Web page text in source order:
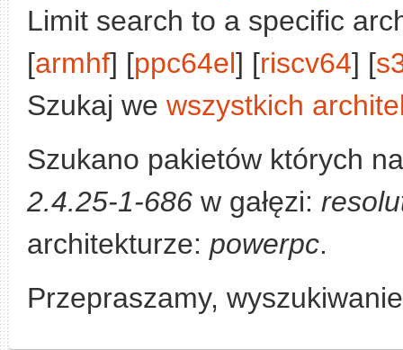
Limit search to a specific
[armhf] [ppc64el] [riscv64] [
Szukaj we wszystkich
Szukano pakietów których
2.4.25-1-686 w gałęzi:
architekturze: powerpc.
Przepraszamy,